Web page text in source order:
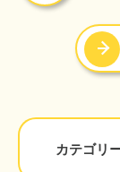
カテゴリ